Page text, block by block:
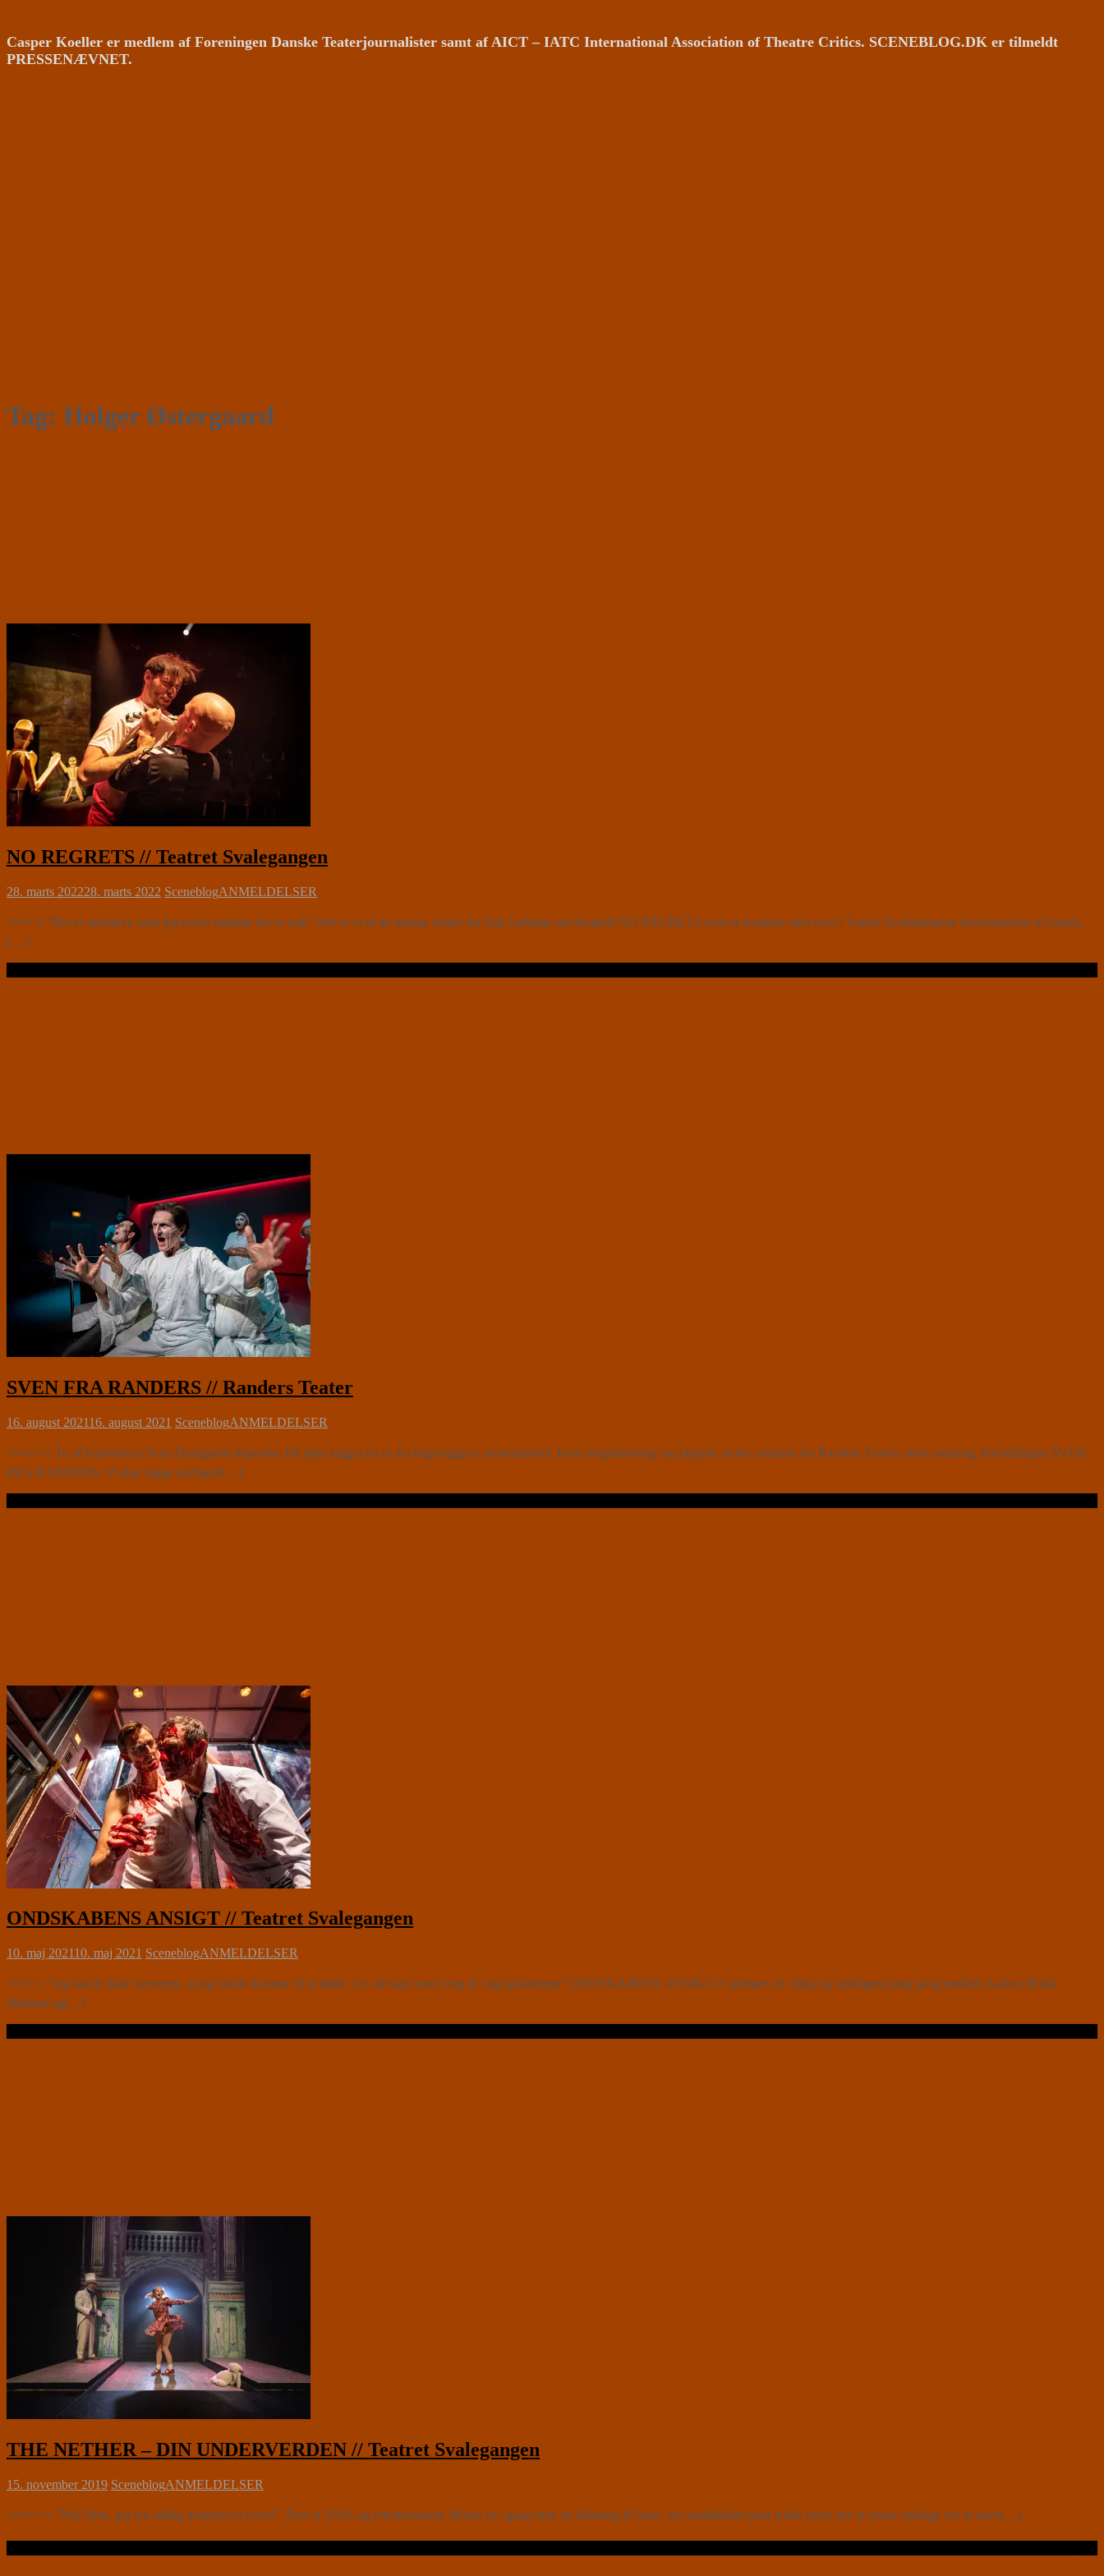
Casper Koeller er medlem af Foreningen Danske Teaterjournalister samt af AICT – IATC International Association of Theatre Critics. SCENEBLOG.DK er tilmeldt
PRESSENÆVNET.
Tag: Holger Østergaard
NO REGRETS // Teatret Svalegangen
28. marts 202228. marts 2022 SceneblogANMELDELSER
⭐⭐⭐⭐ ”Det er primitivt, men jeg synes fandme det er sejt!” Det er et af de mange citater fra Stig Tøftings selvbiografi NO REGRETS som er kommet med over i Teatret Svalegangens iscenesættelse af bogen,
[…]
SVEN FRA RANDERS // Randers Teater
16. august 202116. august 2021 SceneblogANMELDELSER
⭐⭐⭐⭐⭐ To af kunstneren Sven Dalsgaards klassiske blå øjne kigger på os fra bagvæggen i scenerummet, hvor hospitalssenge og biplyde sætter rammen for Randers Teaters store satsning, forestillingen SVEN
FRA RANDERS. Vi skal kigge nærmere[…]
ONDSKABENS ANSIGT // Teatret Svalegangen
10. maj 202110. maj 2021 SceneblogANMELDELSER
⭐⭐⭐⭐ ”Jeg havde ikke overvejet, at jeg skulle komme til at bløde i en elevator med væg til væg gulvtæppe” ONDSKABENS ANSIGT er primært en vittig og intelligent ping pong mellem Anders Brink
Madsen og[…]
THE NETHER – DIN UNDERVERDEN // Teatret Svalegangen
15. november 2019 SceneblogANMELDELSER
⭐⭐⭐⭐⭐ ”Nej Sims, jeg har aldrig kneppet en elver!” Året er 2050, og efterforskeren Morris er i gang med en afhøring af Sims, en umiddelbart pæn ældre herre der er under anklage for at have[…]